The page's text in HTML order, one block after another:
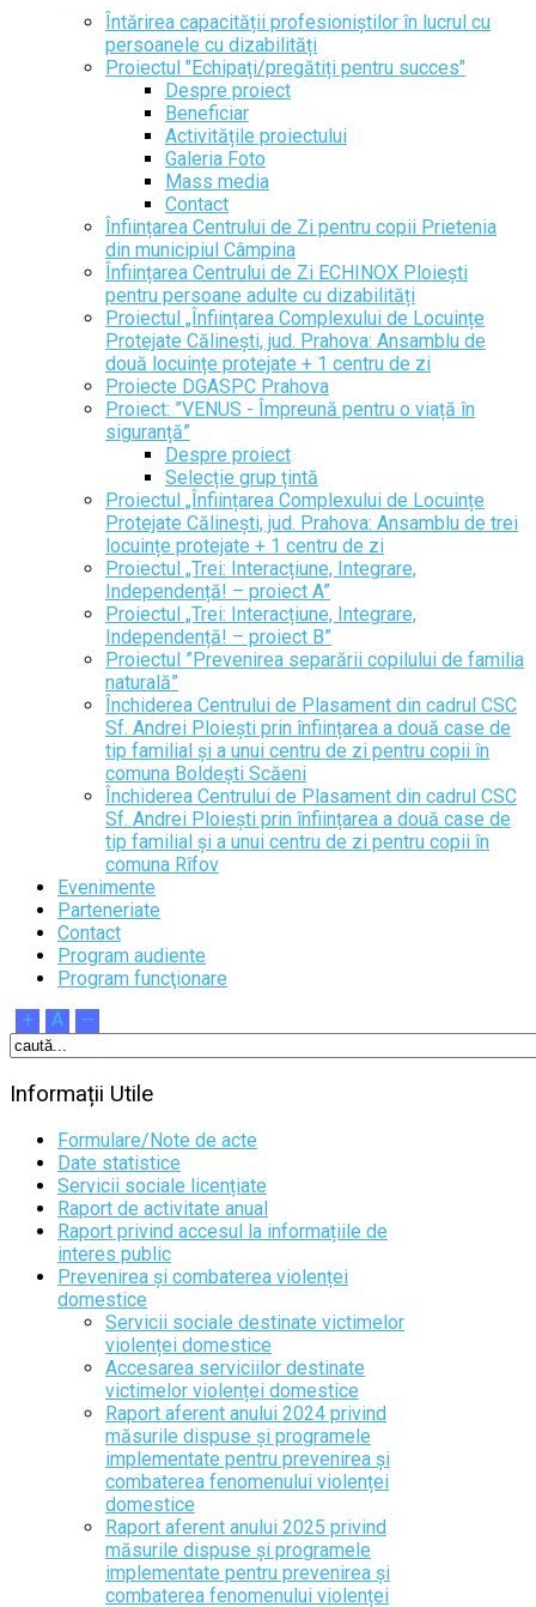
Întărirea capacității profesioniștilor în lucrul cu
persoanele cu dizabilități
Proiectul "Echipați/pregătiți pentru succes"
Despre proiect
Beneficiar
Activitățile proiectului
Galeria Foto
Mass media
Contact
Înființarea Centrului de Zi pentru copii Prietenia
din municipiul Câmpina
Înființarea Centrului de Zi ECHINOX Ploiești
pentru persoane adulte cu dizabilități
Proiectul „Înființarea Complexului de Locuințe
Protejate Călinești, jud. Prahova: Ansamblu de
două locuințe protejate + 1 centru de zi
Proiecte DGASPC Prahova
Proiect: ”VENUS - Împreună pentru o viață în
siguranță”
Despre proiect
Selecție grup țintă
Proiectul „Înființarea Complexului de Locuințe
Protejate Călinești, jud. Prahova: Ansamblu de trei
locuințe protejate + 1 centru de zi
Proiectul „Trei: Interacțiune, Integrare,
Independență! – proiect A”
Proiectul „Trei: Interacțiune, Integrare,
Independență! – proiect B”
Proiectul ”Prevenirea separării copilului de familia
naturală”
Închiderea Centrului de Plasament din cadrul CSC
Sf. Andrei Ploiești prin înființarea a două case de
tip familial și a unui centru de zi pentru copii în
comuna Boldești Scăeni
Închiderea Centrului de Plasament din cadrul CSC
Sf. Andrei Ploiești prin înființarea a două case de
tip familial și a unui centru de zi pentru copii în
comuna Rîfov
Evenimente
Parteneriate
Contact
Program audiente
Program funcţionare
+
A --
Informații Utile
Formulare/Note de acte
Date statistice
Servicii sociale licențiate
Raport de activitate anual
Raport privind accesul la informațiile de
interes public
Prevenirea și combaterea violenței
domestice
Servicii sociale destinate victimelor
violenței domestice
Accesarea serviciilor destinate
victimelor violenței domestice
Raport aferent anului 2024 privind
măsurile dispuse și programele
implementate pentru prevenirea și
combaterea fenomenului violenței
domestice
Raport aferent anului 2025 privind
măsurile dispuse și programele
implementate pentru prevenirea și
combaterea fenomenului violenței